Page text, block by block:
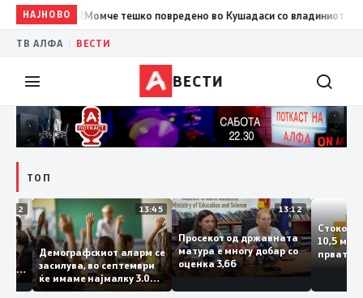
НАЈНОВО
14:42Момче тешко повредено во Кушадаси со владиниот авион ќе
ТВ АЛФА ВЕСТИ
ВЕСТИ
ТОП
14:12 13:45
Демографскиот аларм се
засилува, во септември
ќе имаме најмалку 3.000
првачиња помалку
13:12
Просекот од државната
матура е многу добар со
оценка 3,66
10,5